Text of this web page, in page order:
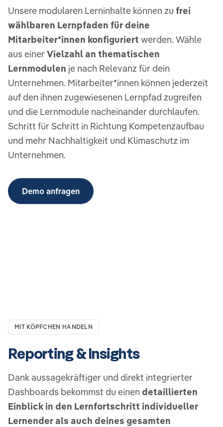
Unsere modularen Lerninhalte können zu frei
wählbaren Lernpfaden für deine
Mitarbeiter*innen konfiguriert werden. Wähle
aus einer Vielzahl an thematischen
Lernmodulen je nach Relevanz für dein
Unternehmen. Mitarbeiter*innen können jederzeit
auf den ihnen zugewiesenen Lernpfad zugreifen
und die Lernmodule nacheinander durchlaufen.
Schritt für Schritt in Richtung Kompetenzaufbau
und mehr Nachhaltigkeit und Klimaschutz im
Unternehmen.
Demo anfragen
MIT KÖPFCHEN HANDELN
Reporting & Insights
Dank aussagekräftiger und direkt integrierter
Dashboards bekommst du einen detaillierten
Einblick in den Lernfortschritt individueller
Lernender als auch deines gesamten